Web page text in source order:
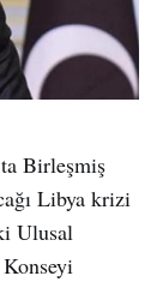
Birleşmiş
Libya krizi
Ulusal